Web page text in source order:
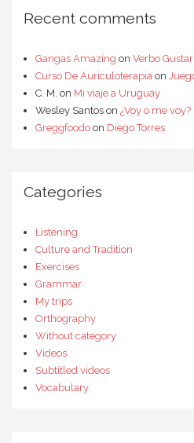
Recent comments
Gangas Amazing on Verbo Gustar
Curso De Auriculoterapia on
C. M. on Mi viaje a Uruguay
Wesley Santos on ¿Voy o me voy?
Greggfoodo on Diego Torres
Categories
Listening
Culture and Tradition
Exercises
Grammar
My trips
Orthography
Without category
Videos
Subtitled videos
Vocabulary